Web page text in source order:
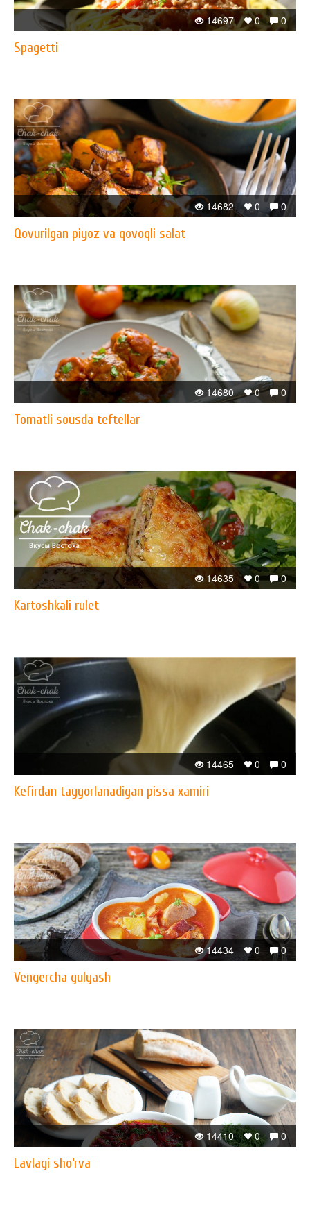
0
0
14697
Spagetti
0
0
14682
Qovurilgan piyoz va qovoqli salat
0
0
14680
Tomatli sousda teftellar
0
0
14635
Kartoshkali rulet
0
0
14465
Kefirdan tayyorlanadigan pissa xamiri
0
0
14434
Vengercha gulyash
0
0
14410
Lavlagi sho‘rva